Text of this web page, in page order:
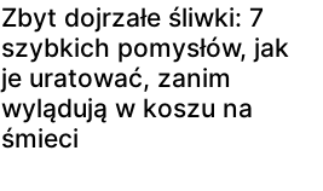
Zbyt dojrzałe śliwki: 7
szybkich pomysłów, jak
je uratować, zanim
wylądują w koszu na
śmieci